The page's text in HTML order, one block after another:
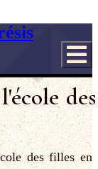
des
des filles en